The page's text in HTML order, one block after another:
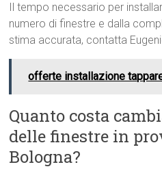
Il tempo necessario per
numero di finestre e dalla
stima accurata, contatta
offerte installazione
Quanto costa
delle finestre in
Bologna?